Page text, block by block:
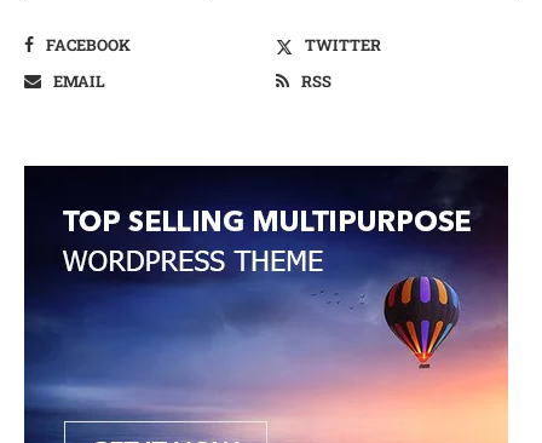
FACEBOOK
TWITTER
EMAIL
RSS